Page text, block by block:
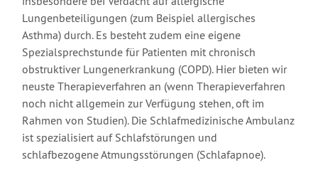
Lungenbeteiligungen (zum Beispiel allergisches
Asthma) durch. Es besteht zudem eine eigene
Spezialsprechstunde für Patienten mit chronisch
obstruktiver Lungenerkrankung (COPD). Hier bieten wir
neuste Therapieverfahren an (wenn Therapieverfahren
noch nicht allgemein zur Verfügung stehen, oft im
Rahmen von Studien). Die Schlafmedizinische Ambulanz
ist spezialisiert auf Schlafstörungen und
schlafbezogene Atmungsstörungen (Schlafapnoe).